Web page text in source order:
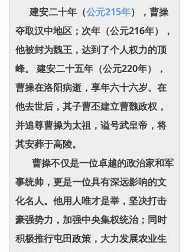
建安二十年（公元215年），曹操
夺取汉中地区；次年（公元216年），
他被封为魏王，达到了个人权力的顶
峰。 建安二十五年（公元220年），
曹操在洛阳病逝，享年六十六岁。在
他去世后，其子曹丕建立曹魏政权，
并追尊曹操为太祖，谥号武皇帝，将
其安葬于高陵。
曹操不仅是一位卓越的政治家和军
事统帅，更是一位具有深远影响的文
化名人。他用人唯才是举，坚决打击
豪强势力，加强中央集权统治；同时
积极推行屯田政策，大力发展农业生